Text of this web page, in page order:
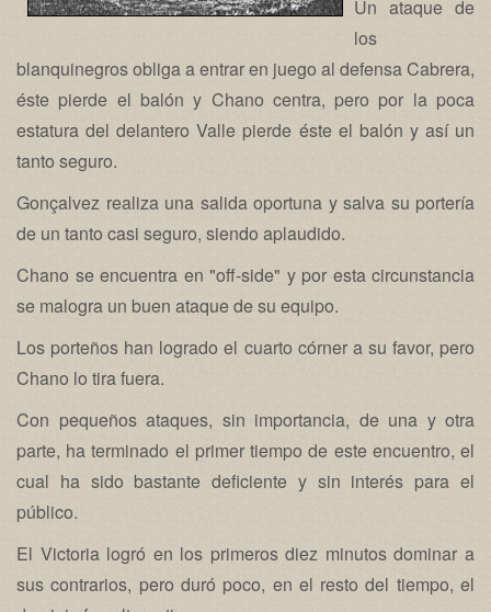
Un ataque de
los
blanquinegros obliga a entrar en juego al defensa Cabrera,
éste pierde el balón y Chano centra, pero por la poca
estatura del delantero Valle pierde éste el balón y así un
tanto seguro.
Gonçalvez realiza una salida oportuna y salva su portería
de un tanto casi seguro, siendo aplaudido.
Chano se encuentra en "off-side" y por esta circunstancia
se malogra un buen ataque de su equipo.
Los porteños han logrado el cuarto córner a su favor, pero
Chano lo tira fuera.
Con pequeños ataques, sin importancia, de una y otra
parte, ha terminado el primer tiempo de este encuentro, el
cual ha sido bastante deficiente y sin interés para el
público.
El Victoria logró en los primeros diez minutos dominar a
sus contrarios, pero duró poco, en el resto del tiempo, el